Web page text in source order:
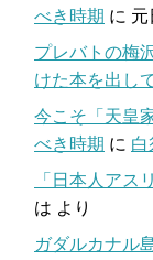
べき時期 に 元
プレバトの梅
けた本を出し
今こそ「天皇
べき時期 に 白
「日本人アス
は より
ガダルカナル